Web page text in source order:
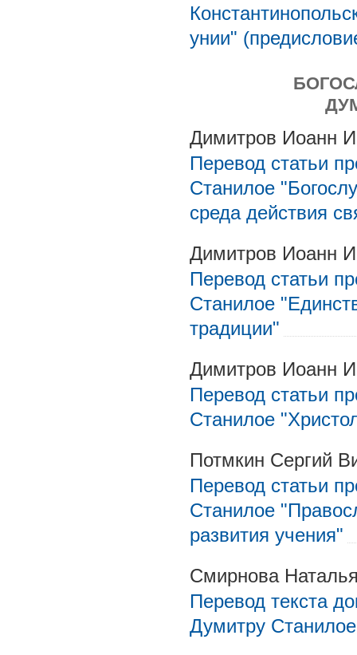
унии"
Димитров Иоанн
Перевод статьи
Станилое
среда действия
Димитров Иоанн
Перевод статьи
Станилое
традиции"
Димитров Иоанн
Перевод статьи
Станилое
Потмкин Сергий
Перевод статьи
Станилое
развития учения"
Смирнова
Перевод текста
Думитру